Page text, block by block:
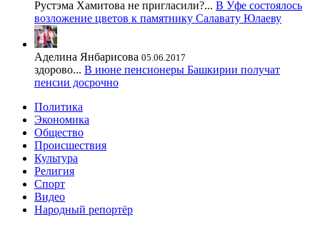
Рустэма Хамитова не пригласили?... В Уфе состоялось
возложение цветов к памятнику Салавату Юлаеву
Аделина Янбарисова 05.06.2017
здорово... В июне пенсионеры Башкирии получат
пенсии досрочно
Политика
Экономика
Общество
Происшествия
Культура
Религия
Спорт
Видео
Народный репортёр